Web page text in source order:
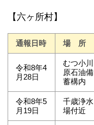
【六ヶ所村】
通報日時 場 所
令和8年4
月28日
むつ小川
原石油備
蓄構内
令和8年5
月19日
千歳浄水
場付近